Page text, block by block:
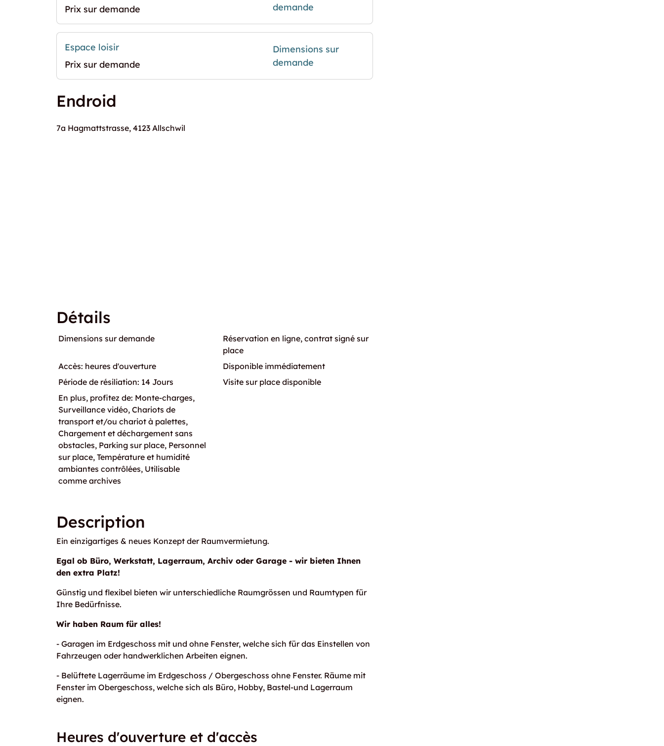
Prix sur demande
demande
Espace loisir
Prix sur demande
Dimensions sur
demande
Endroid
7a Hagmattstrasse, 4123 Allschwil
Détails
Dimensions sur demande
Réservation en ligne, contrat signé sur
place
Accès: heures d'ouverture
Disponible immédiatement
Période de résiliation: 14 Jours
Visite sur place disponible
En plus, profitez de: Monte-charges,
Surveillance vidéo, Chariots de
transport et/ou chariot à palettes,
Chargement et déchargement sans
obstacles, Parking sur place, Personnel
sur place, Température et humidité
ambiantes contrôlées, Utilisable
comme archives
Description
Ein einzigartiges & neues Konzept der Raumvermietung.
Egal ob Büro, Werkstatt, Lagerraum, Archiv oder Garage - wir bieten Ihnen
den extra Platz!
Günstig und flexibel bieten wir unterschiedliche Raumgrössen und Raumtypen für
Ihre Bedürfnisse.
Wir haben Raum für alles!
- Garagen im Erdgeschoss mit und ohne Fenster, welche sich für das Einstellen von
Fahrzeugen oder handwerklichen Arbeiten eignen.
- Belüftete Lagerräume im Erdgeschoss / Obergeschoss ohne Fenster. Räume mit
Fenster im Obergeschoss, welche sich als Büro, Hobby, Bastel-und Lagerraum
eignen.
Heures d'ouverture et d'accès